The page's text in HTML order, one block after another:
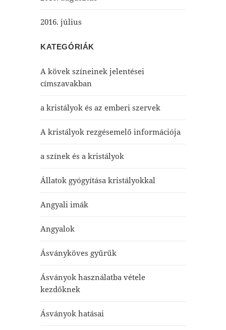
2016. július
KATEGÓRIÁK
A kövek színeinek jelentései
címszavakban
a kristályok és az emberi szervek
A kristályok rezgésemelő információja
a színek és a kristályok
Állatok gyógyítása kristályokkal
Angyali imák
Angyalok
Ásványköves gyűrűk
Ásványok használatba vétele
kezdőknek
Ásványok hatásai